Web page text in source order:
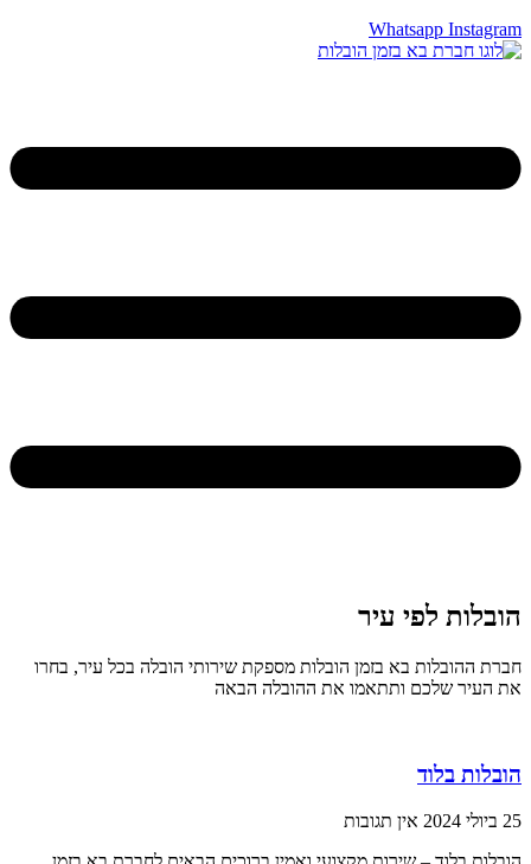
Whatsapp Instagram
הובלות לפי עיר
חברת ההובלות בא בזמן הובלות מספקת שירותי הובלה בכל עיר, בחרו
את העיר שלכם ותתאמו את ההובלה הבאה
הובלות בלוד
25 ביולי 2024
אין תגובות